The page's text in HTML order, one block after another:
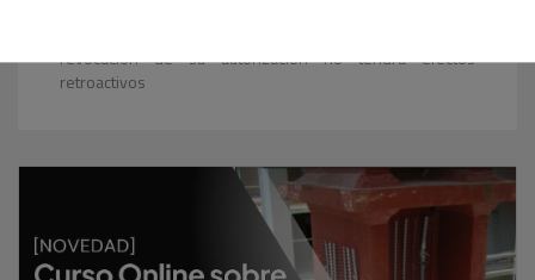
revocación de su autorización no tendrá efectos
retroactivos